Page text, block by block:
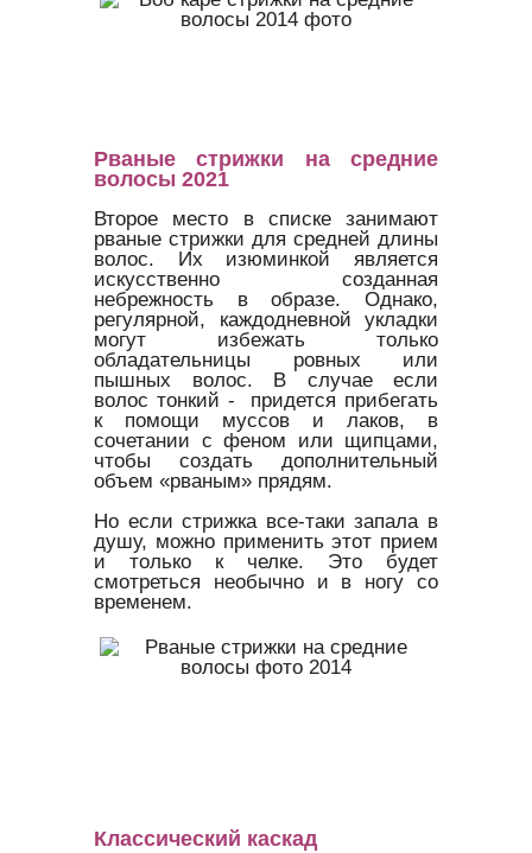
Рваные стрижки на средние
волосы 2021
Второе место в списке занимают
рваные стрижки для средней длины
волос. Их изюминкой является
искусственно созданная
небрежность в образе. Однако,
регулярной, каждодневной укладки
могут избежать только
обладательницы ровных или
пышных волос. В случае если
волос тонкий - придется прибегать
к помощи муссов и лаков, в
сочетании с феном или щипцами,
чтобы создать дополнительный
объем «рваным» прядям.
Но если стрижка все-таки запала в
душу, можно применить этот прием
и только к челке. Это будет
смотреться необычно и в ногу со
временем.
Классический каскад